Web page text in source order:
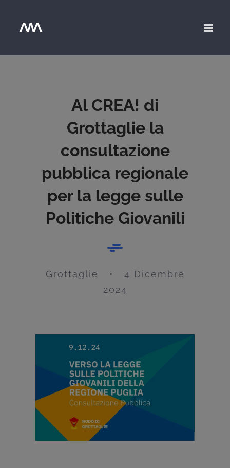
Al CREA! di
Grottaglie la
consultazione
pubblica regionale
per la legge sulle
Politiche Giovanili
Grottaglie • 4 Dicembre
2024